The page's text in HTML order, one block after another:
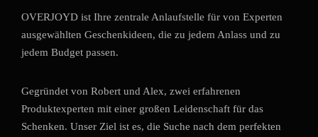
OVERJOYD ist Ihre zentrale Anlaufstelle für von Experten
ausgewählten Geschenkideen, die zu jedem Anlass und zu
jedem Budget passen.
Gegründet von Robert und Alex, zwei erfahrenen
Produktexperten mit einer großen Leidenschaft für das
Schenken. Unser Ziel ist es, die Suche nach dem perfekten